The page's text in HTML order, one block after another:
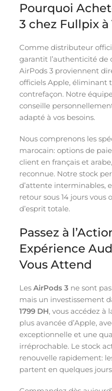
Pourquoi
3 chez Fullpix à
Comme distributeur
garantit l’authenticité de
AirPods 3 proviennent
officiels Apple, éliminant
contrefaçon. Notre
conseille
adapté à vos besoins.
Nous comprenons les
marocain: options de
client en français et
reconnue. Notre stock
d’attente interminables,
retour sous 14 jours
d’esprit totale.
Passez à
Expérience
Vous Attend
Les AirPods 3 ne sont
mais un investissement
1799 DH, vous accédez à
plus avancée d’Apple,
exceptionnelle et une
irréprochable. Le stock
renouvelle rapidement:
partent en quelques